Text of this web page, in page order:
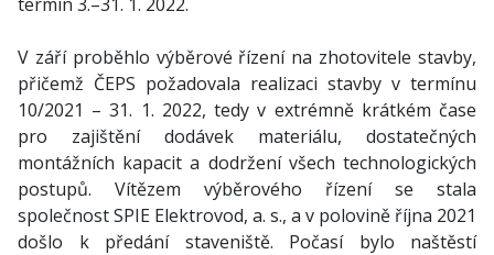
V září proběhlo výběrové řízení na zhotovitele stavby,
přičemž ČEPS požadovala realizaci stavby v termínu
10/2021 – 31. 1. 2022, tedy v extrémně krátkém čase
pro zajištění dodávek materiálu, dostatečných
montážních kapacit a dodržení všech technologických
postupů. Vítězem výběrového řízení se stala
společnost SPIE Elektrovod, a. s., a v polovině října 2021
došlo k předání staveniště. Počasí bylo naštěstí